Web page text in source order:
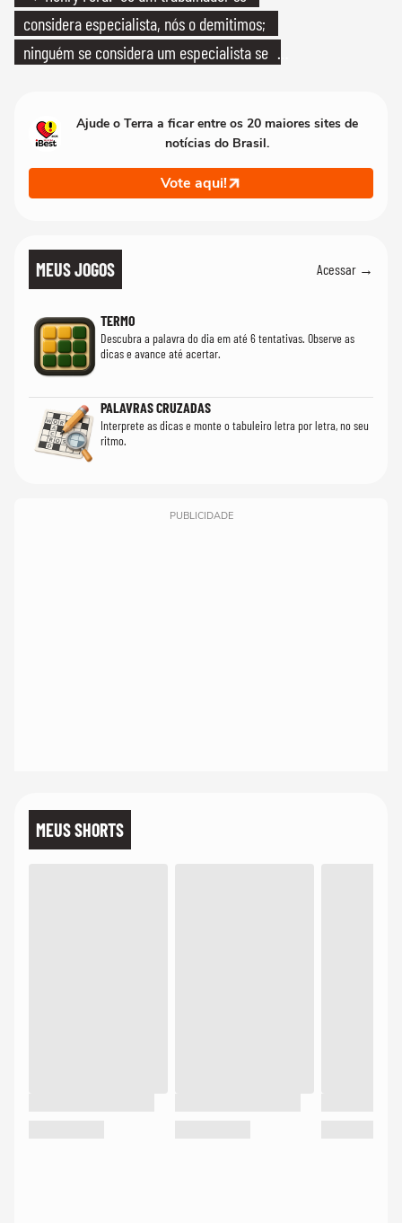
considera especialista, nós o demitimos;
ninguém se considera um especialista se
Ajude o Terra a ficar entre os 20 maiores sites de
notícias do Brasil.
Vote aqui!
MEUS JOGOS Acessar →
TERMO
Descubra a palavra do dia em até 6 tentativas. Observe as
dicas e avance até acertar.
PALAVRAS CRUZADAS
Interprete as dicas e monte o tabuleiro letra por letra, no seu
ritmo.
PUBLICIDADE
MEUS SHORTS